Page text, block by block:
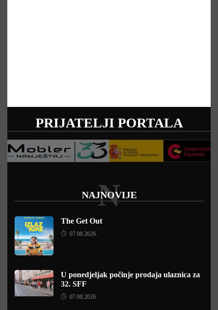
PRIJATELJI PORTALA
NAJNOVIJE
N
The Get Out
07.08.2026.
U ponedjeljak počinje prodaja ulaznica za
32. SFF
07.08.2026.